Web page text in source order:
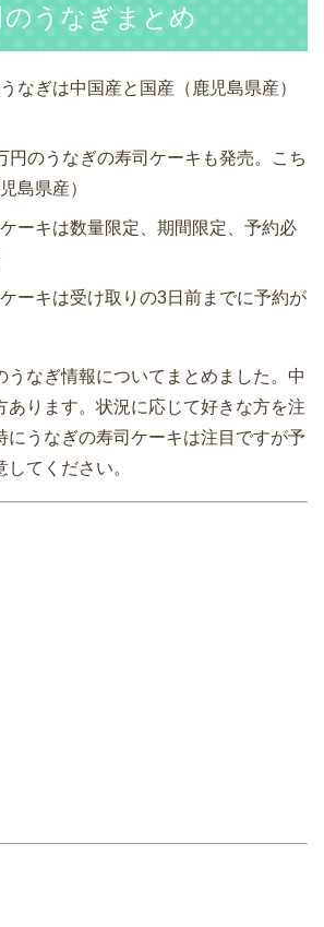
うなぎまとめ
なぎは中国産と国産（鹿児島県産）
円のうなぎの寿司ケーキも発売。こち
島県産）
ーキは数量限定、期間限定、予約必
ーキは受け取りの3日前までに予約が
うなぎ情報についてまとめました。中
あります。状況に応じて好きな方を注
にうなぎの寿司ケーキは注目ですが予
てください。